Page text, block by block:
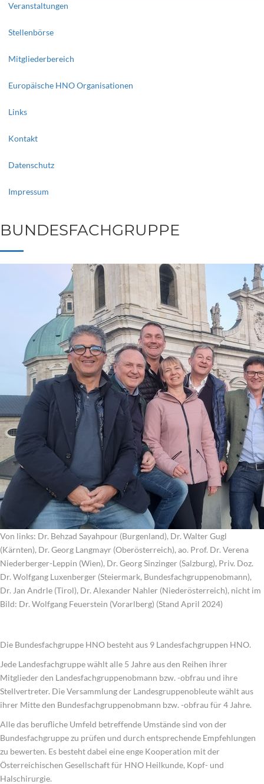
Veranstaltungen
Stellenbörse
Mitgliederbereich
Europäische HNO Organisationen
Links
Kontakt
Datenschutz
Impressum
BUNDESFACHGRUPPE
Von links: Dr. Behzad Sayahpour (Burgenland), Dr. Walter Gugl
(Kärnten), Dr. Georg Langmayr (Oberösterreich), ao. Prof. Dr. Verena
Niederberger-Leppin (Wien), Dr. Georg Sinzinger (Salzburg), Priv. Doz.
Dr. Wolfgang Luxenberger (Steiermark, Bundesfachgruppenobmann),
Dr. Jan Andrle (Tirol), Dr. Alexander Nahler (Niederösterreich), nicht im
Bild: Dr. Wolfgang Feuerstein (Vorarlberg) (Stand April 2024)
Die Bundesfachgruppe HNO besteht aus 9 Landesfachgruppen HNO.
Jede Landesfachgruppe wählt alle 5 Jahre aus den Reihen ihrer
Mitglieder den Landesfachgruppenobmann bzw. -obfrau und ihre
Stellvertreter. Die Versammlung der Landesgruppenobleute wählt aus
ihrer Mitte den Bundesfachgruppenobmann bzw. -obfrau für 4 Jahre.
Alle das berufliche Umfeld betreffende Umstände sind von der
Bundesfachgruppe zu prüfen und durch entsprechende Empfehlungen
zu bewerten. Es besteht dabei eine enge Kooperation mit der
Österreichischen Gesellschaft für HNO Heilkunde, Kopf- und
Halschirurgie.